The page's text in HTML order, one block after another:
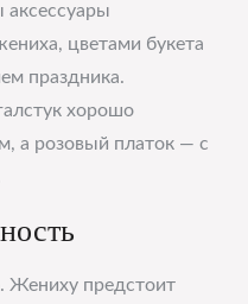
цветами букета
праздника.
хорошо
а розовый платок — с
Жениху предстоит